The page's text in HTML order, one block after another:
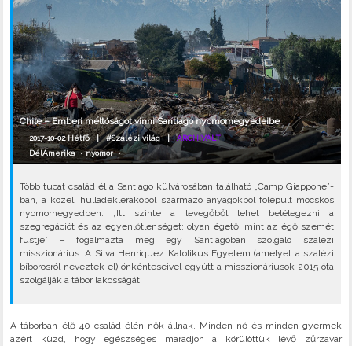
Chile – Emberi méltóságot vinni Santiago nyomornegyedeibe
2017-10-02 Hétfő |#Szalézi világ|ARCHIVÁLT
DélAmerika•nyomor•
Több tucat család él a Santiago külvárosában található „Camp Giappone”-
ban, a közeli hulladéklerakóból származó anyagokból fölépült mocskos
nyomornegyedben. „Itt szinte a levegőből lehet belélegezni a
szegregációt és az egyenlőtlenséget; olyan égető, mint az égő szemét
füstje” – fogalmazta meg egy Santiagóban szolgáló szalézi
misszionárius. A Silva Henríquez Katolikus Egyetem (amelyet a szalézi
bíborosról neveztek el) önkénteseivel együtt a misszionáriusok 2015 óta
szolgálják a tábor lakosságát.
A táborban élő 40 család élén nők állnak. Minden nő és minden gyermek
azért küzd, hogy egészséges maradjon a körülöttük lévő zűrzavar